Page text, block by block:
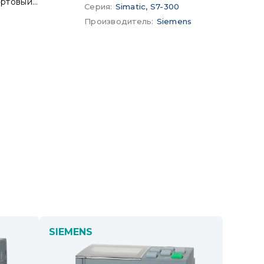
Серия: Simatic, S7-300
Производитель: Siemens
SIEMENS